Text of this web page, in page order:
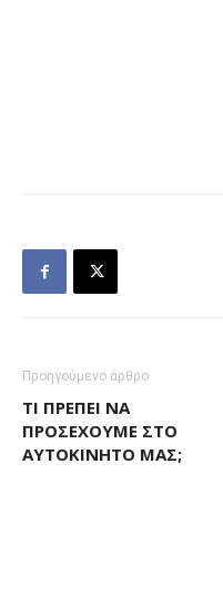
Προηγούμενο άρθρο
ΤΙ ΠΡΈΠΕΙ ΝΑ
ΠΡΟΣΈΧΟΥΜΕ ΣΤΟ
ΑΥΤΟΚΊΝΗΤΌ ΜΑΣ;